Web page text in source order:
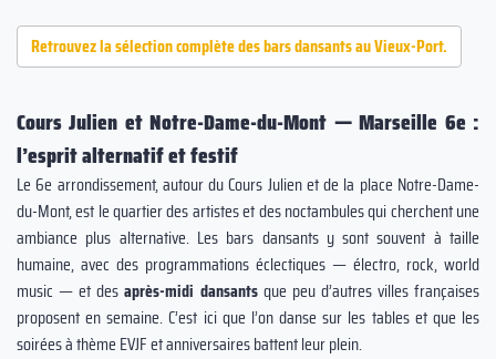
Retrouvez la sélection complète des bars dansants au Vieux-Port.
Cours Julien et Notre-Dame-du-Mont — Marseille 6e :
l’esprit alternatif et festif
Le 6e arrondissement, autour du Cours Julien et de la place Notre-Dame-
du-Mont, est le quartier des artistes et des noctambules qui cherchent une
ambiance plus alternative. Les bars dansants y sont souvent à taille
humaine, avec des programmations éclectiques — électro, rock, world
music — et desaprès-midi dansantsque peu d’autres villes françaises
proposent en semaine. C’est ici que l’on danse sur les tables et que les
soirées à thème EVJF et anniversaires battent leur plein.